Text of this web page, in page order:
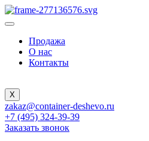
Продажа
О нас
Контакты
X
zakaz@container-deshevo.ru
+7 (495) 324-39-39
Заказать звонок